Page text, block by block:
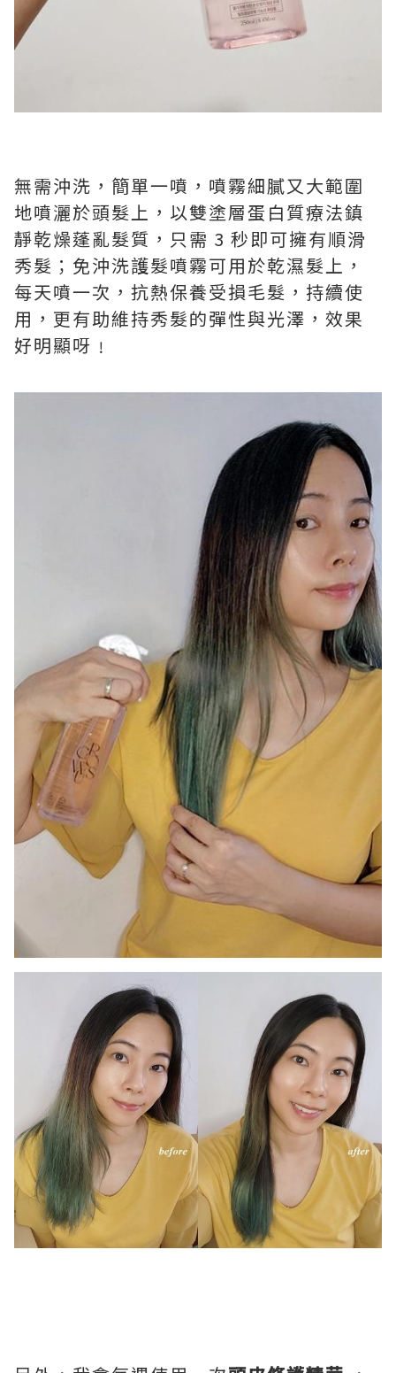
無需沖洗，簡單一噴，噴霧細膩又大範圍
地噴灑於頭髮上，以雙塗層蛋白質療法鎮
靜乾燥蓬亂髮質，只需 3 秒即可擁有順滑
秀髮；免沖洗護髮噴霧可用於乾濕髮上，
每天噴一次，抗熱保養受損毛髮，持續使
用，更有助維持秀髮的彈性與光澤，效果
好明顯呀﹗